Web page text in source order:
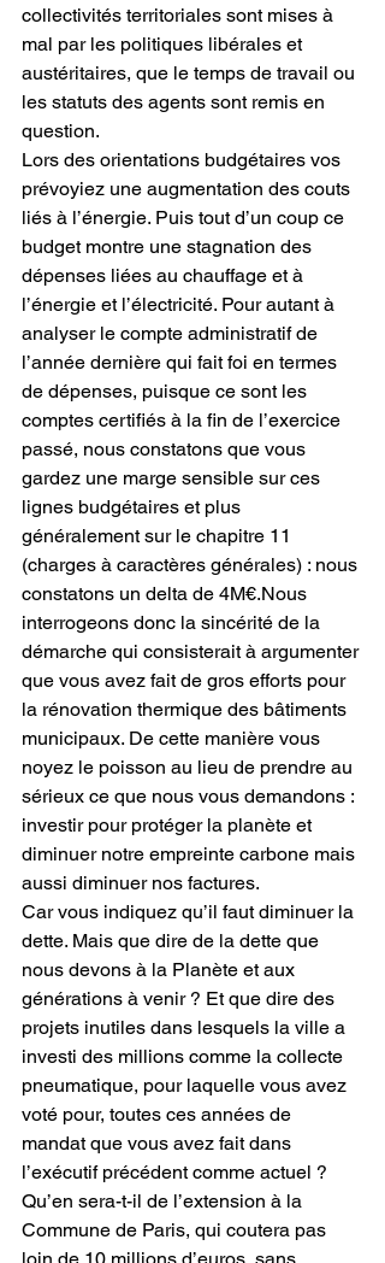
collectivités territoriales sont mises à
mal par les politiques libérales et
austéritaires, que le temps de travail ou
les statuts des agents sont remis en
question.
Lors des orientations budgétaires vos
prévoyiez une augmentation des couts
liés à l’énergie. Puis tout d’un coup ce
budget montre une stagnation des
dépenses liées au chauffage et à
l’énergie et l’électricité. Pour autant à
analyser le compte administratif de
l’année dernière qui fait foi en termes
de dépenses, puisque ce sont les
comptes certifiés à la fin de l’exercice
passé, nous constatons que vous
gardez une marge sensible sur ces
lignes budgétaires et plus
généralement sur le chapitre 11
(charges à caractères générales) : nous
constatons un delta de 4M€.Nous
interrogeons donc la sincérité de la
démarche qui consisterait à argumenter
que vous avez fait de gros efforts pour
la rénovation thermique des bâtiments
municipaux. De cette manière vous
noyez le poisson au lieu de prendre au
sérieux ce que nous vous demandons :
investir pour protéger la planète et
diminuer notre empreinte carbone mais
aussi diminuer nos factures.
Car vous indiquez qu’il faut diminuer la
dette. Mais que dire de la dette que
nous devons à la Planète et aux
générations à venir ? Et que dire des
projets inutiles dans lesquels la ville a
investi des millions comme la collecte
pneumatique, pour laquelle vous avez
voté pour, toutes ces années de
mandat que vous avez fait dans
l’exécutif précédent comme actuel ?
Qu’en sera-t-il de l’extension à la
Commune de Paris, qui coutera pas